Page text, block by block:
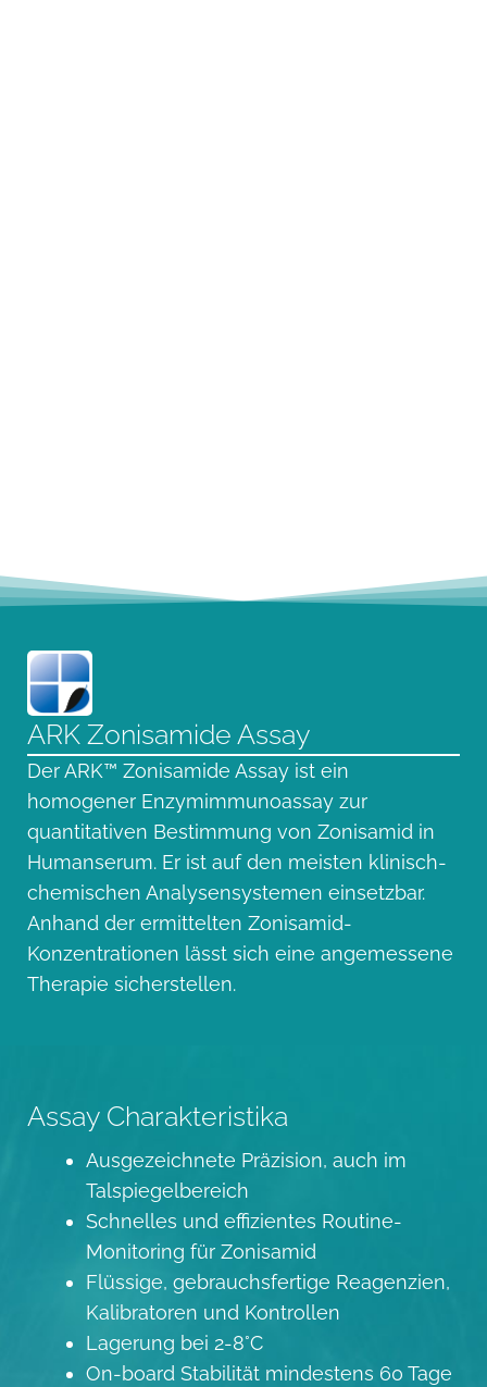
ARK Zonisamide Assay
Der ARK™ Zonisamide Assay ist ein
homogener Enzymimmunoassay zur
quantitativen Bestimmung von Zonisamid in
Humanserum. Er ist auf den meisten klinisch-
chemischen Analysensystemen einsetzbar.
Anhand der ermittelten Zonisamid-
Konzentrationen lässt sich eine angemessene
Therapie sicherstellen.
Assay Charakteristika
Ausgezeichnete Präzision, auch im
Talspiegelbereich
Schnelles und effizientes Routine-
Monitoring für Zonisamid
Flüssige, gebrauchsfertige Reagenzien,
Kalibratoren und Kontrollen
Lagerung bei 2-8°C
On-board Stabilität mindestens 60 Tage